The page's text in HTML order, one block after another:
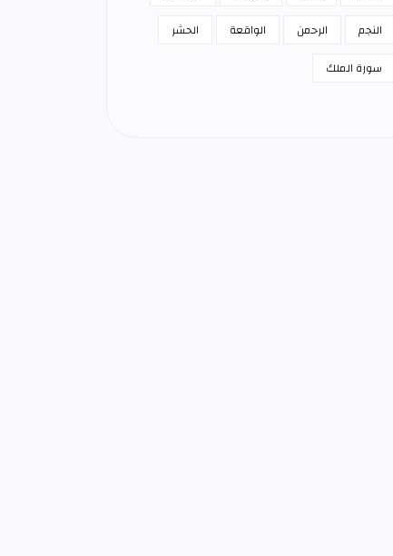
النجم
الرحمن الواقعة
الحشر
سورة الملك